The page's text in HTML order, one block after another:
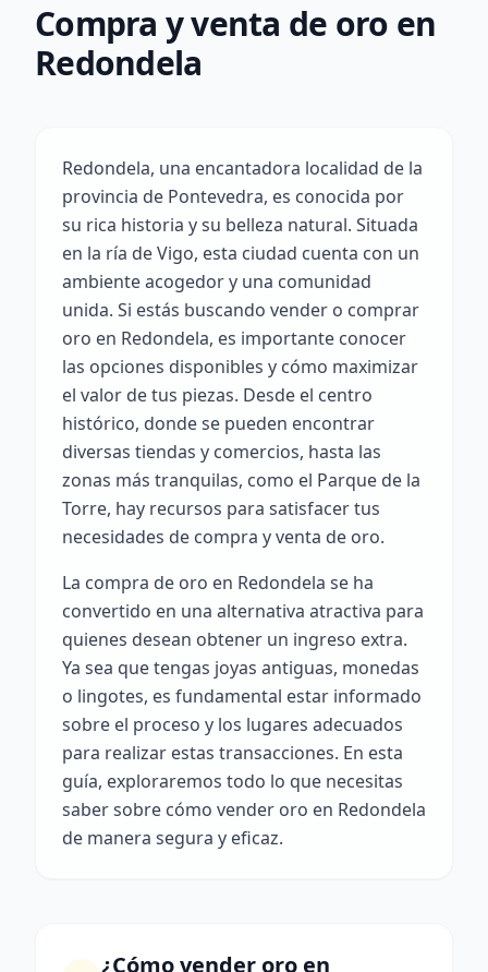
Compra y venta de oro en
Redondela
Redondela, una encantadora localidad de la
provincia de Pontevedra, es conocida por
su rica historia y su belleza natural. Situada
en la ría de Vigo, esta ciudad cuenta con un
ambiente acogedor y una comunidad
unida. Si estás buscando vender o comprar
oro en Redondela, es importante conocer
las opciones disponibles y cómo maximizar
el valor de tus piezas. Desde el centro
histórico, donde se pueden encontrar
diversas tiendas y comercios, hasta las
zonas más tranquilas, como el Parque de la
Torre, hay recursos para satisfacer tus
necesidades de compra y venta de oro.
La compra de oro en Redondela se ha
convertido en una alternativa atractiva para
quienes desean obtener un ingreso extra.
Ya sea que tengas joyas antiguas, monedas
o lingotes, es fundamental estar informado
sobre el proceso y los lugares adecuados
para realizar estas transacciones. En esta
guía, exploraremos todo lo que necesitas
saber sobre cómo vender oro en Redondela
de manera segura y eficaz.
¿Cómo vender oro en